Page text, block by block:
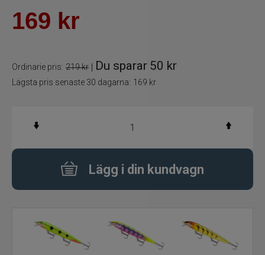
Handgjorda beten
Jerkbaits - tailbaits
Spinnare
169 kr
Ordinarie pris: 219 kr | Du sparar 50 kr
Lägsta pris senaste 30 dagarna: 169 kr
Lägg i din kundvagn